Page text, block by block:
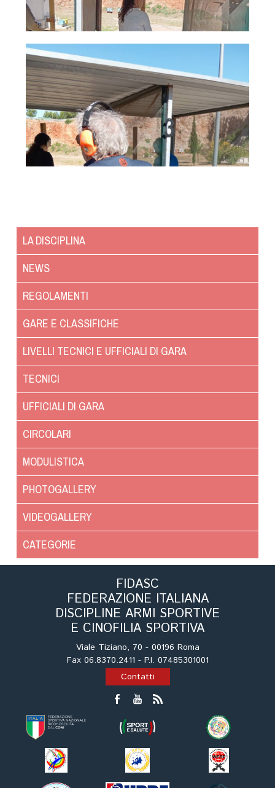
LA DISCIPLINA
NEWS
REGOLAMENTI
GARE E CLASSIFICHE
LIVELLI TECNICI E UFFICIALI DI GARA
TECNICI
UFFICIALI DI GARA
CIRCOLARI
MODULISTICA
PHOTOGALLERY
VIDEOGALLERY
CATEGORIE
FIDASC
FEDERAZIONE ITALIANA
DISCIPLINE ARMI SPORTIVE
E CINOFILIA SPORTIVA
Viale Tiziano, 70 - 00196 Roma
Fax 06.8370.2411 - P.I. 07485301001
Contatti